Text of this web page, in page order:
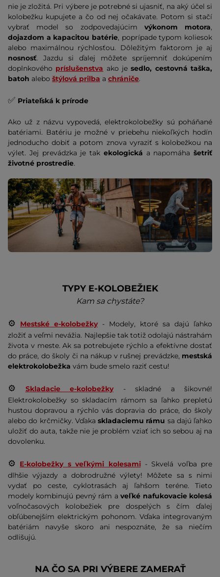
nie je zložitá. Pri výbere je potrebné si ujasniť, na aký účel si
kolobežku kupujete a čo od nej očakávate. Potom si stačí
vybrať model so zodpovedajúcim výkonom motora,
dojazdom a kapacitou batérie, poprípade typom koliesok
alebo maximálnou rýchlosťou. Dôležitým faktorom je aj
nosnosť. Jazdu si ďalej môžete spríjemniť dokúpením
doplnkového príslušenstva ako jesedlo, cestovná taška,
batoh alebo štýlová prilba a chrániče.
✅ Priateľská k prírode
Ako už z názvu vypovedá, elektrokolobežky sú poháňané
batériami. Batériu je možné v priebehu niekoľkých hodín
jednoducho dobiť a potom znova vyraziť s kolobežkou na
výlet. Jej prevádzka je tak ekologická a napomáha šetriť
životné prostredie.
TYPY E-KOLOBEŽIEK
Kam sa chystáte?
⚙️ Mestské e-kolobežky- Modely, ktoré sa dajú ľahko
zložiť a veľmi nevážia. Najlepšie tak totiž odolajú nástrahám
života v meste. Ak sa potrebujete rýchlo a efektívne dostať
do práce, do školy či na nákup v rušnej prevádzke, mestská
elektrokolobežka vám bude smelo raziť cestu!
⚙️ Skladacie e-kolobežky- skladné a šikovné!
Elektrokolobežky so skladacím rámom sa ľahko prepletú
hustou dopravou a rýchlo vás dopravia do práce, do školy
alebo do krčmičky. Vďaka skladaciemu rámu sa dajú ľahko
uložiť do auta, takže nie je problém vziať ich so sebou aj na
dovolenku.
⚙️ E-kolobežky s veľkými kolesami- Skvelá voľba pre
dlhšie výjazdy a dobrodružné výlety! Môžete sa s nimi
vydať po ceste, cyklotrasách aj ľahšom teréne. Tieto
modely kombinujú pevný rám aveľké nafukovacie kolesá
voľnočasových kolobežiek pre dospelých s čím ďalej
obľúbenejším elektrickým pohonom. Vďaka integrovaným
batériám navyše skoro ani nespoznáte, že sa niečím
odlišujú.
NA ČO SA PRI VÝBERE ZAMERAŤ